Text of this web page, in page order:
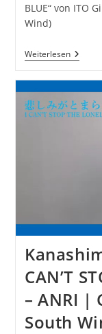
BLUE“ von ITO
Wind)
WeiterlesenBABY
BLUE
Ginji
|
CAN’T
– ANRI |
South